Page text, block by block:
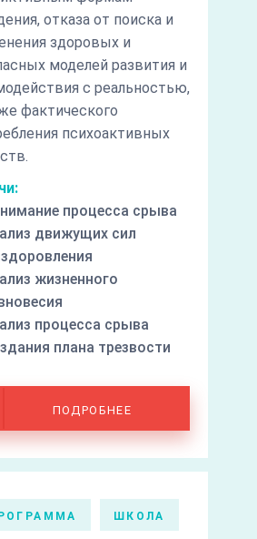
отказа от поиска и
здоровых и
моделей развития и
с реальностью,
фактического
психоактивных
процесса срыва
движущих сил
жизненного
процесса срыва
плана трезвости
ПОДРОБНЕЕ
ШКОЛА